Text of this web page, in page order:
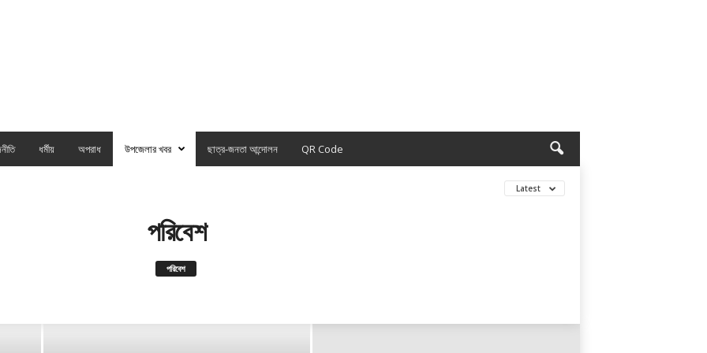
ধর্মীয় অপরাধ উপজেলার খবর ছাত্র-জনতা আন্দোলন QR Code
Latest
পরিবেশ
পরিবেশ